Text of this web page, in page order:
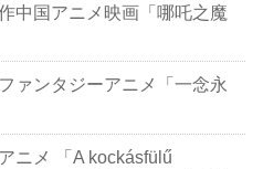
中国アニメ映画「哪吒之魔
ァンタジーアニメ「一念永
ニメ 「A kockásfülű